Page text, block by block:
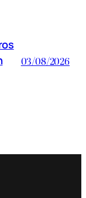
03/08/2026